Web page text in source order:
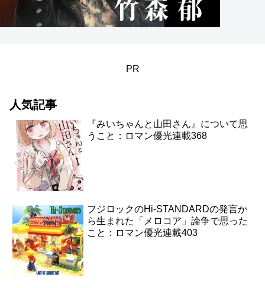
PR
人気記事
『みいちゃんと山田さん』について思
うこと：ロマン優光連載368
フジロックのHi-STANDARDの発言か
ら生まれた「メロコア」論争で思った
こと：ロマン優光連載403